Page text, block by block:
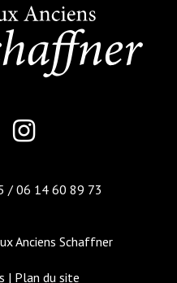
/ 06 14 60 89 73
Anciens Schaffner
| Plan du site